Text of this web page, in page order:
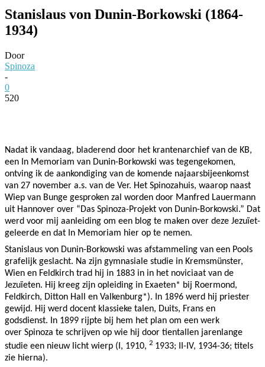
Stanislaus von Dunin-Borkowski (1864-
1934)
Door
Spinoza
-
0
520
Nadat ik vandaag, bladerend door het krantenarchief van de KB,
een In Memoriam van Dunin-Borkowski was tegengekomen,
ontving ik de aankondiging van de komende najaarsbijeenkomst
van 27 november a.s. van de Ver. Het Spinozahuis, waarop naast
Wiep van Bunge gesproken zal worden door Manfred Lauermann
uit Hannover over “Das Spinoza-Projekt von Dunin-Borkowski.” Dat
werd voor mij aanleiding om een blog te maken over deze Jezuïet-
geleerde en dat In Memoriam hier op te nemen.
Stanislaus von Dunin-Borkowski was afstammeling van een Pools
grafelijk geslacht. Na zijn gymnasiale studie in Kremsmünster,
Wien en Feldkirch trad hij in 1883 in in het noviciaat van de
Jezuïeten. Hij kreeg zijn opleiding in Exaeten* bij Roermond,
Feldkirch, Ditton Hall en Valkenburg*). In 1896 werd hij priester
gewijd. Hij werd docent klassieke talen, Duits, Frans en
godsdienst. In 1899 rijpte bij hem het plan om een werk
over Spinoza te schrijven op wie hij door tientallen jarenlange
studie een nieuw licht wierp (I, 1910, 2 1933; II-IV, 1934-36; titels
zie hierna).